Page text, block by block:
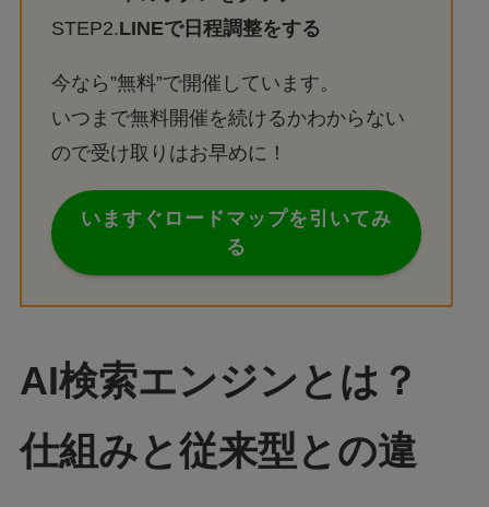
STEP2.LINEで日程調整をする
今なら”無料”で開催しています。
いつまで無料開催を続けるかわからない
ので受け取りはお早めに！
いますぐロードマップを引いてみ
る
AI検索エンジンとは？
仕組みと従来型との違